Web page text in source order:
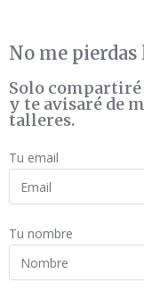
No me
Solo compartiré
y te avisaré de
talleres.
Tu email
Tu nombre